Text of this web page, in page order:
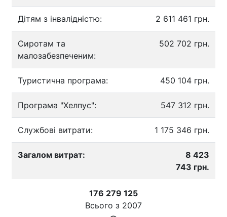
Дітям з інвалідністю: 2 611 461 грн.
Сиротам та
малозабезпеченим:
502 702 грн.
Туристична програма: 450 104 грн.
Програма "Хелпус": 547 312 грн.
Службові витрати: 1 175 346 грн.
Загалом витрат:
8 423
743 грн.
176 279 125
Всього з 2007